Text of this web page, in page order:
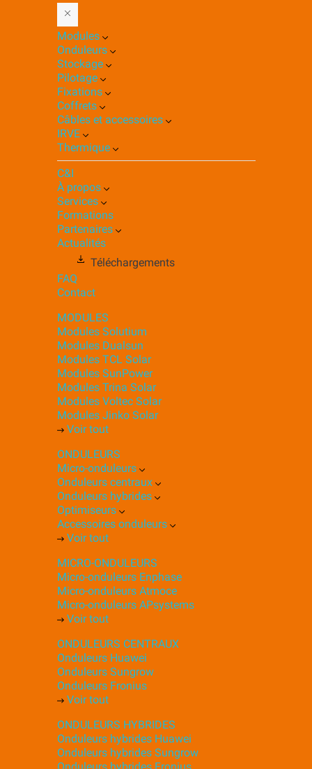
Modules
Onduleurs
Stockage
Pilotage
Fixations
Coffrets
Câbles et accessoires
IRVE
Thermique
C&I
À propos
Services
Formations
Partenaires
Actualités
Téléchargements
FAQ
Contact
MODULES
Modules Solutium
Modules Dualsun
Modules TCL Solar
Modules SunPower
Modules Trina Solar
Modules Voltec Solar
Modules Jinko Solar
Voir tout
ONDULEURS
Micro-onduleurs
Onduleurs centraux
Onduleurs hybrides
Optimiseurs
Accessoires onduleurs
Voir tout
MICRO-ONDULEURS
Micro-onduleurs Enphase
Micro-onduleurs Atmoce
Micro-onduleurs APsystems
Voir tout
ONDULEURS CENTRAUX
Onduleurs Huawei
Onduleurs Sungrow
Onduleurs Fronius
Voir tout
ONDULEURS HYBRIDES
Onduleurs hybrides Huawei
Onduleurs hybrides Sungrow